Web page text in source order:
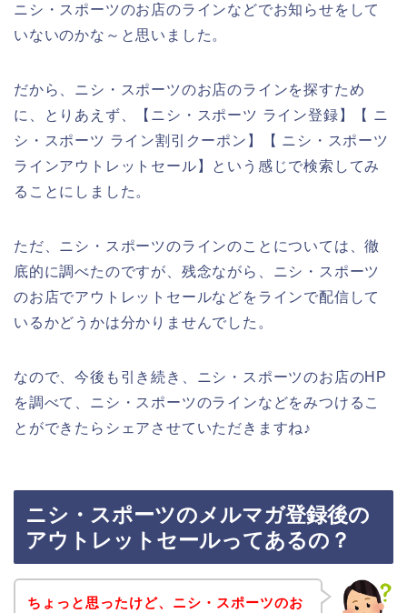
ニシ・スポーツのお店のラインなどでお知らせをして
いないのかな～と思いました。
だから、ニシ・スポーツのお店のラインを探すため
に、とりあえず、【ニシ・スポーツ ライン登録】【 ニ
シ・スポーツ ライン割引クーポン】【 ニシ・スポーツ
ラインアウトレットセール】という感じで検索してみ
ることにしました。
ただ、ニシ・スポーツのラインのことについては、徹
底的に調べたのですが、残念ながら、ニシ・スポーツ
のお店でアウトレットセールなどをラインで配信して
いるかどうかは分かりませんでした。
なので、今後も引き続き、ニシ・スポーツのお店のHP
を調べて、ニシ・スポーツのラインなどをみつけるこ
とができたらシェアさせていただきますね♪
ニシ・スポーツのメルマガ登録後の
アウトレットセールってあるの？
ちょっと思ったけど、ニシ・スポーツのお